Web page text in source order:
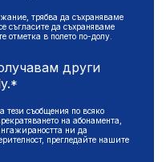
трябва да съхраняваме
съгласите да съхраняваме
отметка в полето по-долу.
други
*
тези съобщения по всяко
на абонамента,
ни да
прегледайте нашите